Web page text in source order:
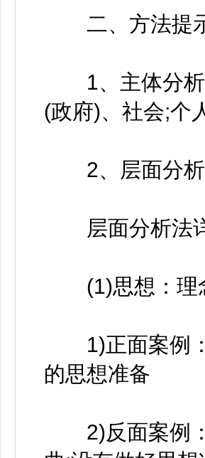
二、方法提
1、主体分析
(政府)、社会;个
2、层面分析
层面分析法详
(1)思想：理
1)正面案例：
的思想准备
2)反面案例：